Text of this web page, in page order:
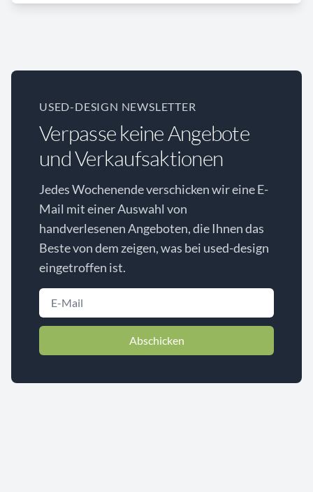
USED-DESIGN NEWSLETTER
Verpasse keine Angebote
und Verkaufsaktionen
Jedes Wochenende verschicken wir eine E-
Mail mit einer Auswahl von
handverlesenen Angeboten, die Ihnen das
Beste von dem zeigen, was bei used-design
eingetroffen ist.
Abschicken